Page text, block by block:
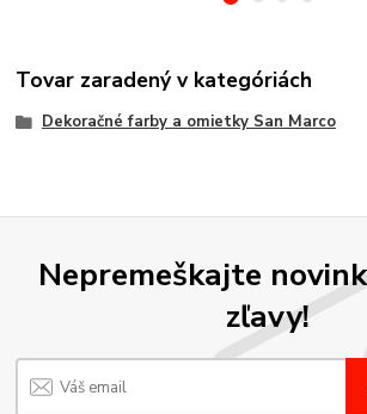
Tovar zaradený v kategóriách
Dekoračné farby a omietky San Marco
Nepremeškajte
zľavy!